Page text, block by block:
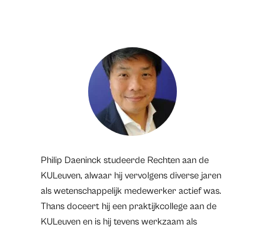
Philip Daeninck studeerde Rechten aan de
KULeuven, alwaar hij vervolgens diverse jaren
als wetenschappelijk medewerker actief was.
Thans doceert hij een praktijkcollege aan de
KULeuven en is hij tevens werkzaam als